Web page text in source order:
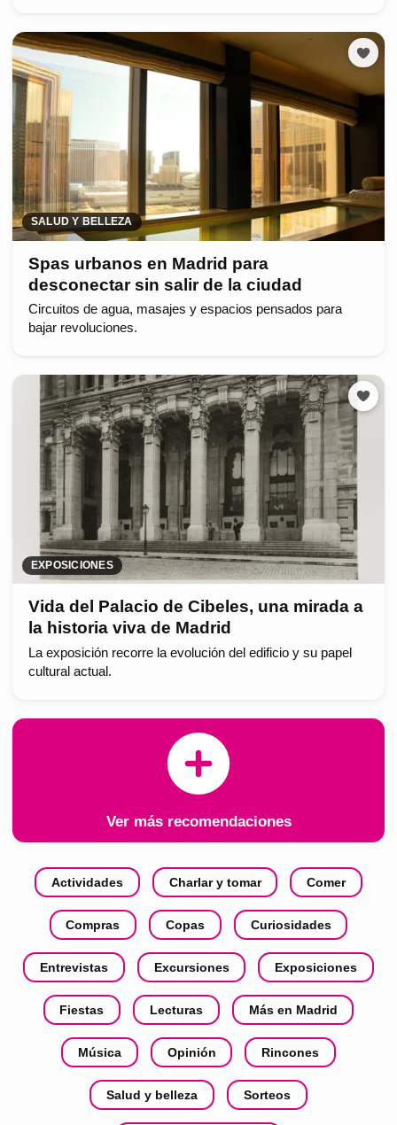
SALUD Y BELLEZA
Spas urbanos en Madrid para
desconectar sin salir de la ciudad
Circuitos de agua, masajes y espacios pensados para
bajar revoluciones.
EXPOSICIONES
Vida del Palacio de Cibeles, una mirada a
la historia viva de Madrid
La exposición recorre la evolución del edificio y su papel
cultural actual.
Ver más recomendaciones
Actividades Charlar y tomar Comer
Compras Copas Curiosidades
Entrevistas Excursiones Exposiciones
Fiestas Lecturas Más en Madrid
Música Opinión Rincones
Salud y belleza Sorteos